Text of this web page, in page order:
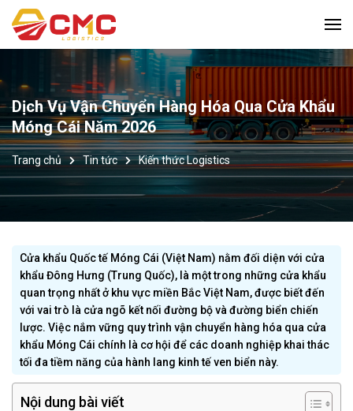
Dịch Vụ Vận Chuyển Hàng Hóa Qua Cửa Khẩu
Móng Cái Năm 2026
Trang chủ Tin tức Kiến thức Logistics
Cửa khẩu Quốc tế Móng Cái (Việt Nam) nằm đối diện với cửa
khẩu Đông Hưng (Trung Quốc), là một trong những cửa khẩu
quan trọng nhất ở khu vực miền Bắc Việt Nam, được biết đến
với vai trò là cửa ngõ kết nối đường bộ và đường biển chiến
lược. Việc nắm vững quy trình vận chuyển hàng hóa qua cửa
khẩu Móng Cái chính là cơ hội để các doanh nghiệp khai thác
tối đa tiềm năng của hành lang kinh tế ven biển này.
Nội dung bài viết